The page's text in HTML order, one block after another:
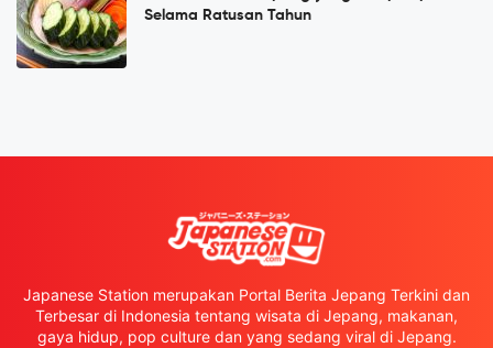
Selama Ratusan Tahun
Japanese Station merupakan Portal Berita Jepang Terkini dan
Terbesar di Indonesia tentang wisata di Jepang, makanan,
gaya hidup, pop culture dan yang sedang viral di Jepang.